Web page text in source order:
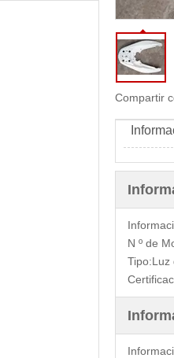
Compartir
N º de
Tipo:Luz